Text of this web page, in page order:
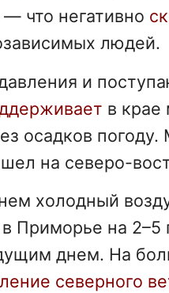
что негативно
людей.
и
в
осадков
на северо-
холодный
Приморье на 2–5
днем. На
северного